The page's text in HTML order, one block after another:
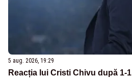
5 aug. 2026, 19:29
Reacția lui Cristi Chivu după 1-